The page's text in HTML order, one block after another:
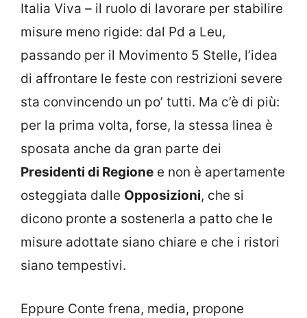
Italia Viva – il ruolo di lavorare per stabilire
misure meno rigide: dal Pd a Leu,
passando per il Movimento 5 Stelle, l’idea
di affrontare le feste con restrizioni severe
sta convincendo un po’ tutti. Ma c’è di più:
per la prima volta, forse, la stessa linea è
sposata anche da gran parte dei
Presidenti di Regione e non è apertamente
osteggiata dalle Opposizioni, che si
dicono pronte a sostenerla a patto che le
misure adottate siano chiare e che i ristori
siano tempestivi.
Eppure Conte frena, media, propone